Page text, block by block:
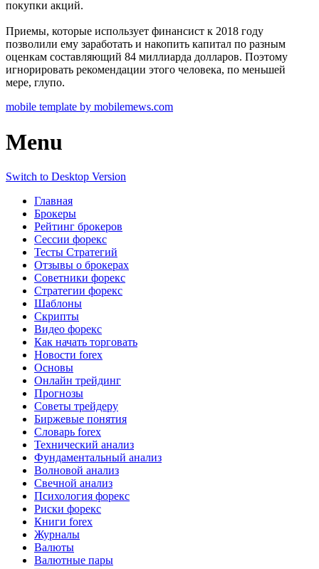
покупки акций.
Приемы, которые использует финансист к 2018 году
позволили ему заработать и накопить капитал по разным
оценкам составляющий 84 миллиарда долларов. Поэтому
игнорировать рекомендации этого человека, по меньшей
мере, глупо.
mobile template by mobilemews.com
Menu
Switch to Desktop Version
Главная
Брокеры
Рейтинг брокеров
Сессии форекс
Тесты Стратегий
Отзывы о брокерах
Советники форекс
Стратегии форекс
Шаблоны
Скрипты
Видео форекс
Как начать торговать
Новости forex
Основы
Онлайн трейдинг
Прогнозы
Советы трейдеру
Биржевые понятия
Словарь forex
Технический анализ
Фундаментальный анализ
Волновой анализ
Свечной анализ
Психология форекс
Риски форекс
Книги forex
Журналы
Валюты
Валютные пары